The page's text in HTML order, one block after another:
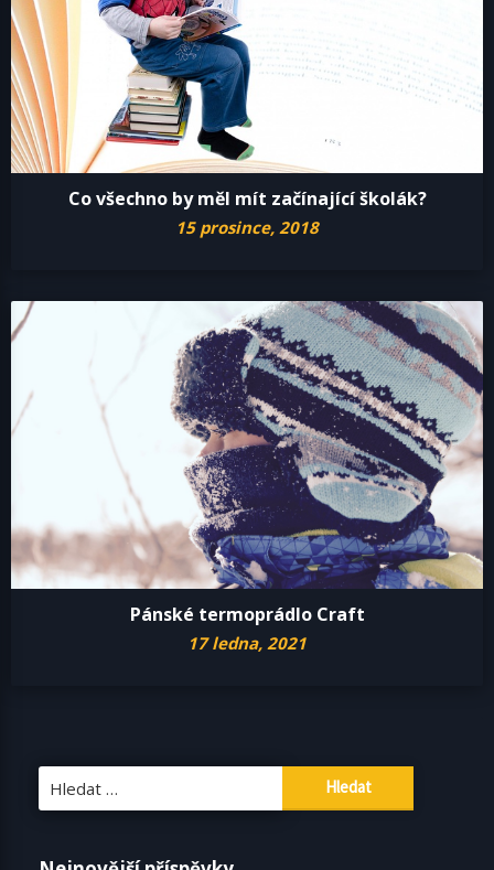
Co všechno by měl mít začínající školák?
15 prosince, 2018
Pánské termoprádlo Craft
17 ledna, 2021